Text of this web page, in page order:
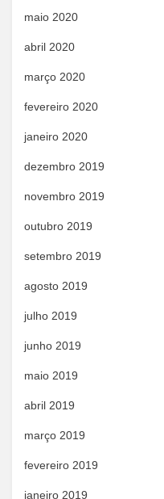
maio 2020
abril 2020
março 2020
fevereiro 2020
janeiro 2020
dezembro 2019
novembro 2019
outubro 2019
setembro 2019
agosto 2019
julho 2019
junho 2019
maio 2019
abril 2019
março 2019
fevereiro 2019
janeiro 2019